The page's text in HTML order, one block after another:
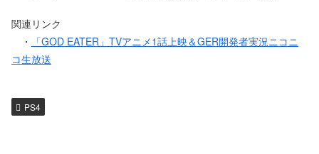
関連リンク
・
「GOD EATER」TVアニメ1話上映＆GER開発者実況ニコニ
コ生放送
PS4